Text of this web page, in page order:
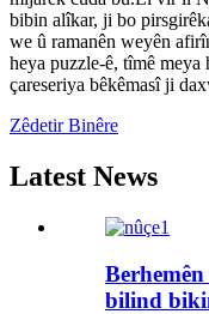
bibin alîkar, ji bo
we û ramanên weyên
heya puzzle-ê, tîmê
çareseriya bêkêmasî ji
Zêdetir Binêre
Latest News
bilind